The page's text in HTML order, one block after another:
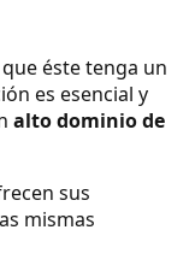
éste tenga un
es esencial y
alto dominio de
sus
mismas